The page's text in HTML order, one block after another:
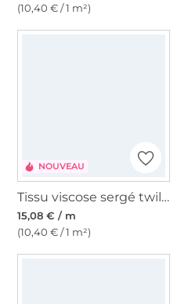
(10,40 € / 1 m²)
NOUVEAU
Tissu viscose sergé twill paisley flowers, vert olive
15,08 € / m
(10,40 € / 1 m²)